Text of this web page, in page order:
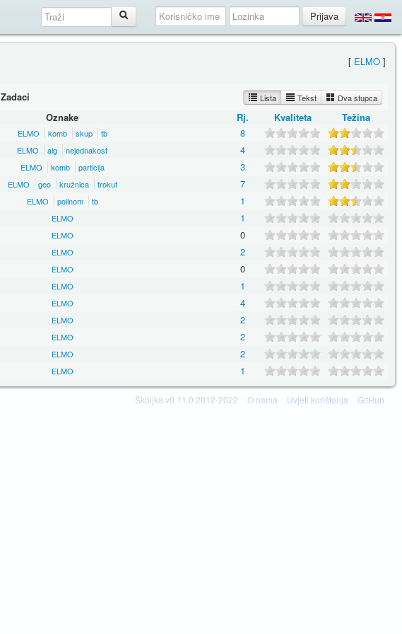
[ ELMO ]
Lista Tekst Dva stupca
Zadaci
Oznake Rj. Kvaliteta
Težina
ELMO komb skup tb
8
ELMO alg nejednakost
4
ELMO komb particija
3
ELMO geo kružnica trokut
7
ELMO polinom tb
1
ELMO
1
ELMO
0
ELMO
2
ELMO
0
ELMO
1
ELMO
4
ELMO
2
ELMO
2
ELMO
2
ELMO 1
Školjka v0.11.0 2012-2022 O nama Uvjeti korištenja GitHub